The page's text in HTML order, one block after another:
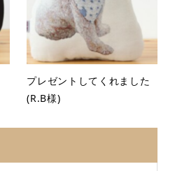
プレゼントしてくれました
(R.B様)